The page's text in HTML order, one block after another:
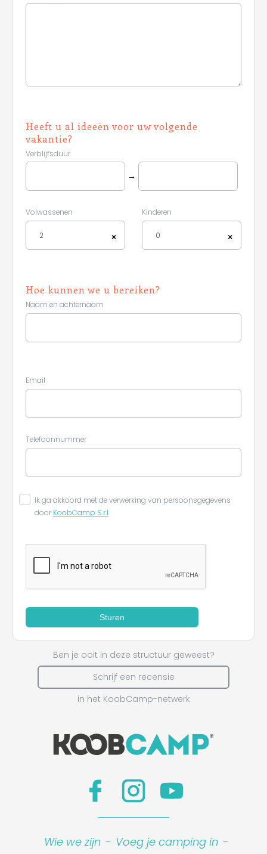
Heeft u al ideeën voor uw volgende
vakantie?
Verblijfsduur
→
Volwassenen
×
2
Kinderen
×
0
Hoe kunnen we u bereiken?
Naam en achternaam
Email
Telefoonnummer
Ik ga akkoord met de verwerking van persoonsgegevens
door KoobCamp S.r.l
Sturen
Ben je ooit in deze structuur geweest?
Schrijf een recensie
in het KoobCamp-netwerk
Leaflet
Wie we zijn - Voeg je camping in -